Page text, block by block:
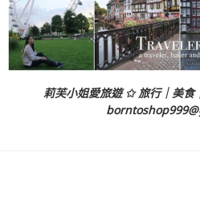
莉芙小姐愛旅遊 ✩ 旅行｜美